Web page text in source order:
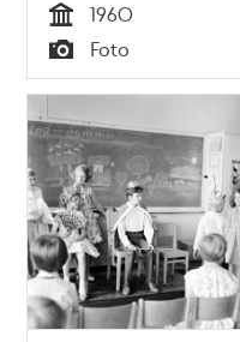
Tid
1960
Typ
Foto